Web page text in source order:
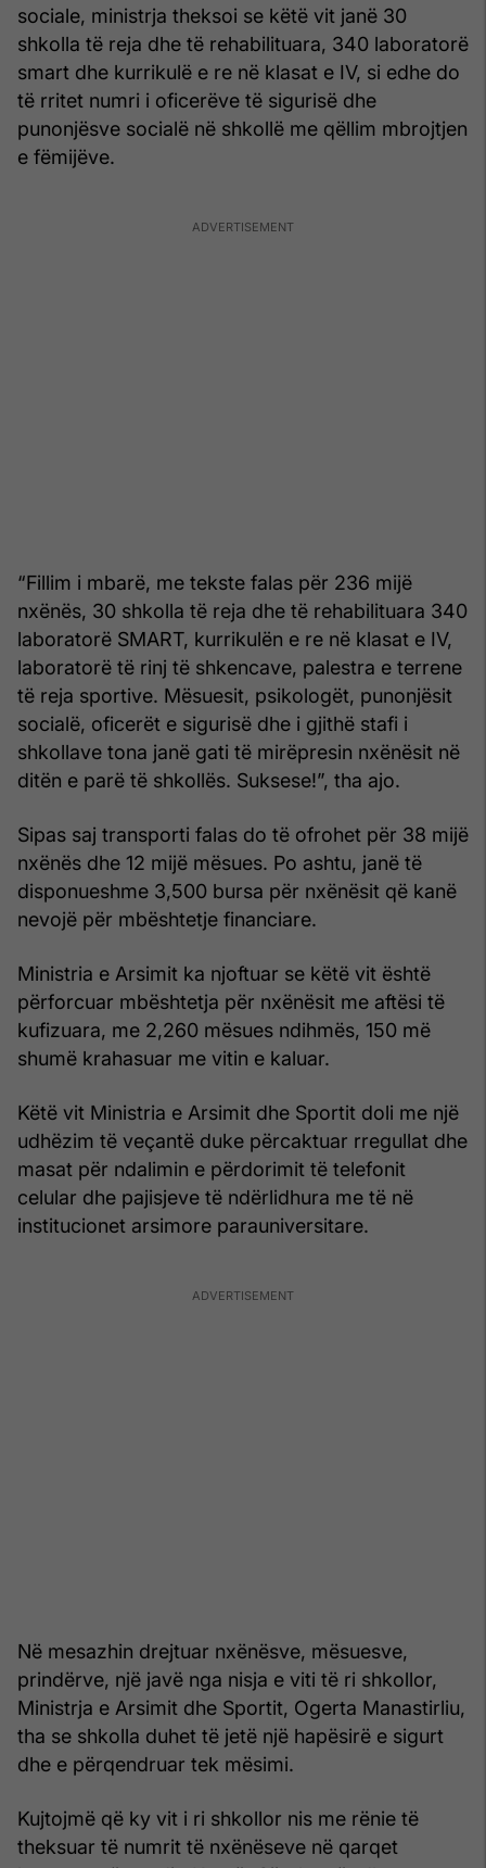
sociale, ministrja theksoi se këtë vit janë 30
shkolla të reja dhe të rehabilituara, 340 laboratorë
smart dhe kurrikulë e re në klasat e IV, si edhe do
të rritet numri i oficerëve të sigurisë dhe
punonjësve socialë në shkollë me qëllim mbrojtjen
e fëmijëve.
“Fillim i mbarë, me tekste falas për 236 mijë
nxënës, 30 shkolla të reja dhe të rehabilituara 340
laboratorë SMART, kurrikulën e re në klasat e IV,
laboratorë të rinj të shkencave, palestra e terrene
të reja sportive. Mësuesit, psikologët, punonjësit
socialë, oficerët e sigurisë dhe i gjithë stafi i
shkollave tona janë gati të mirëpresin nxënësit në
ditën e parë të shkollës. Suksese!”, tha ajo.
Sipas saj transporti falas do të ofrohet për 38 mijë
nxënës dhe 12 mijë mësues. Po ashtu, janë të
disponueshme 3,500 bursa për nxënësit që kanë
nevojë për mbështetje financiare.
Ministria e Arsimit ka njoftuar se këtë vit është
përforcuar mbështetja për nxënësit me aftësi të
kufizuara, me 2,260 mësues ndihmës, 150 më
shumë krahasuar me vitin e kaluar.
Këtë vit Ministria e Arsimit dhe Sportit doli me një
udhëzim të veçantë duke përcaktuar rregullat dhe
masat për ndalimin e përdorimit të telefonit
celular dhe pajisjeve të ndërlidhura me të në
institucionet arsimore parauniversitare.
Në mesazhin drejtuar nxënësve, mësuesve,
prindërve, një javë nga nisja e viti të ri shkollor,
Ministrja e Arsimit dhe Sportit, Ogerta Manastirliu,
tha se shkolla duhet të jetë një hapësirë e sigurt
dhe e përqendruar tek mësimi.
Kujtojmë që ky vit i ri shkollor nis me rënie të
theksuar të numrit të nxënëseve në qarqet